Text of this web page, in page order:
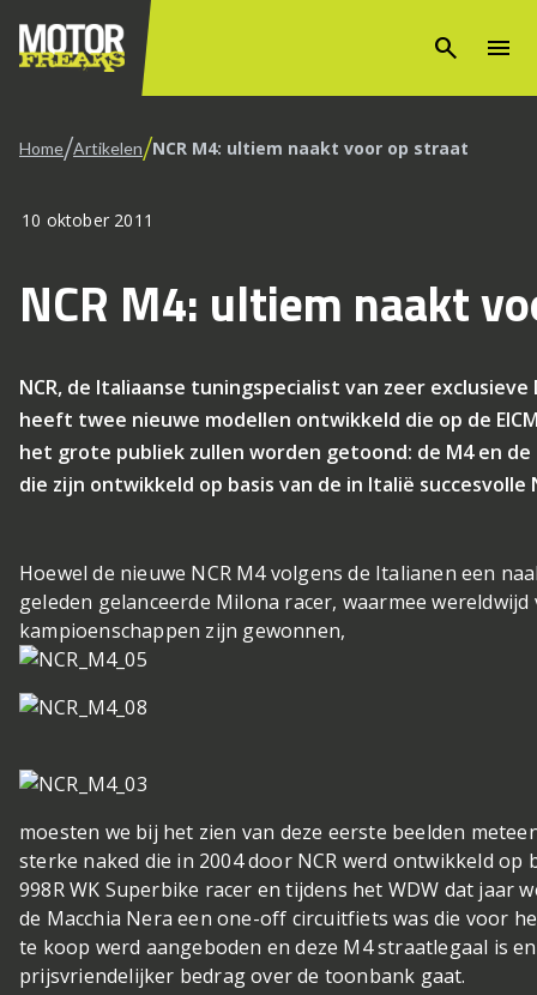
search menu
Home/Artikelen/NCR M4: ultiem naakt voor op straat
10 oktober 2011
NCR M4: ultiem naakt
NCR, de Italiaanse tuningspecialist van zeer
heeft twee nieuwe modellen ontwikkeld die op de
het grote publiek zullen worden getoond: de M4 en de
die zijn ontwikkeld op basis van de in Italië succesvolle
Hoewel de nieuwe NCR M4 volgens de Italianen een
geleden gelanceerde Milona racer, waarmee
kampioenschappen zijn gewonnen,
moesten we bij het zien van deze eerste beelden
sterke naked die in 2004 door NCR werd ontwikkeld op
998R WK Superbike racer en tijdens het WDW dat jaar
de Macchia Nera een one-off circuitfiets was die voor
te koop werd aangeboden en deze M4 straatlegaal is
prijsvriendelijker bedrag over de toonbank gaat.